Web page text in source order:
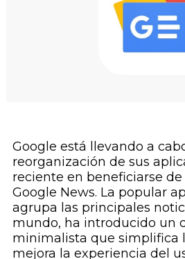
Google está llevando a
reorganización de sus
reciente en beneficiarse
Google News. La popular
agrupa las principales
mundo, ha introducido un
minimalista que simplifica
mejora la experiencia del